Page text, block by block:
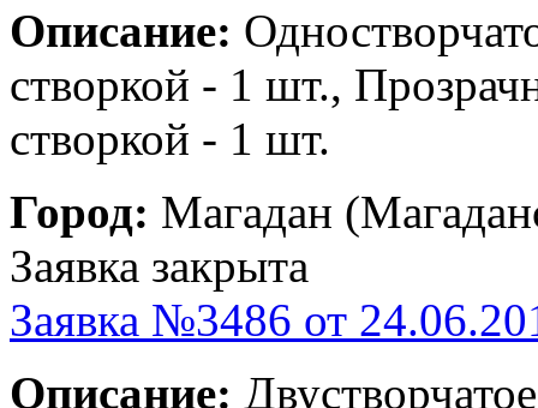
Описание:
створкой - 1 шт.,
створкой - 1 шт.
Город: Магадан
Заявка закрыта
Заявка №3486 от
Описание: